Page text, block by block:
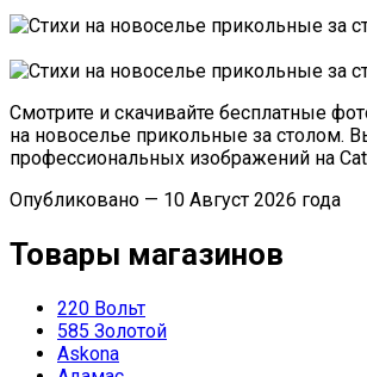
Смотрите и скачивайте бесплатные
на новоселье прикольные за столом.
профессиональных изображений на
Опубликовано — 10 Август 2026 года
Товары магазинов
220 Вольт
585 Золотой
Askona